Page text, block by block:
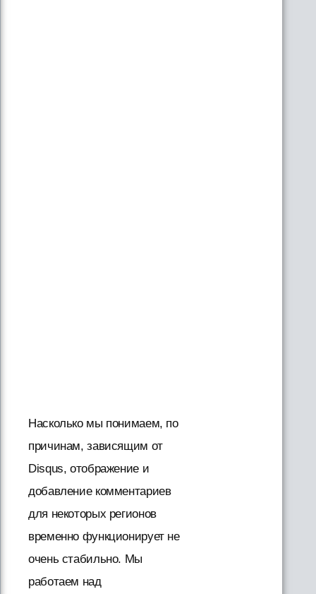
Насколько мы понимаем, по
причинам, зависящим от
Disqus, отображение и
добавление комментариев
для некоторых регионов
временно функционирует не
очень стабильно. Мы
работаем над